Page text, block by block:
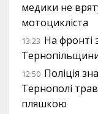
медики не
мотоцикліста
13:23 На фронті
12:50 Поліція
Тернополі
пляшкою